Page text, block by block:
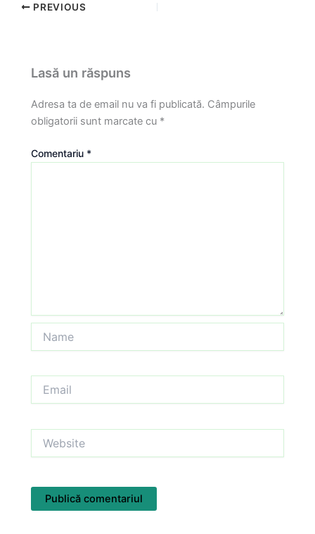
PREVIOUS
Lasă un răspuns
Adresa ta de email nu va fi publicată. Câmpurile
obligatorii sunt marcate cu *
Comentariu *